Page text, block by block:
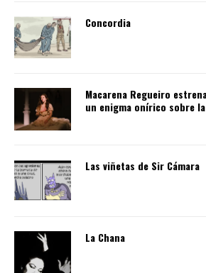
Concordia
Macarena Regueiro
un enigma onírico sobre
Las viñetas de Sir Cámara
La Chana